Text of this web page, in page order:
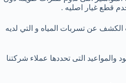
قطع غيار اصليه .
عن تسربات المياه و التي لديه
والمواعيد التى تحددها عملاء شركتنا